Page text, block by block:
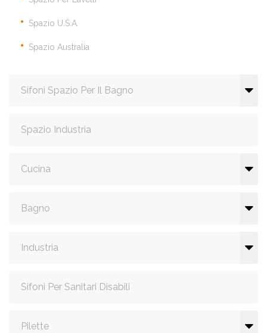
Spazio U.S.A.
Spazio Australia
Sifoni Spazio Per Il Bagno
Spazio Industria
Cucina
Bagno
Industria
Sifoni Per Sanitari Disabili
Pilette